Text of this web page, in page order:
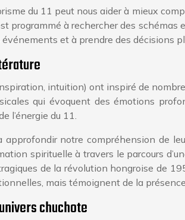
du 11 peut nous aider à mieux
programmé à rechercher des
et à prendre des décisions
intuition) ont inspiré de
qui évoquent des émotions
l’énergie du 11.
notre compréhension de
spirituelle à travers le parcours
de la révolution hongroise de
mais témoignent de la
chuchote